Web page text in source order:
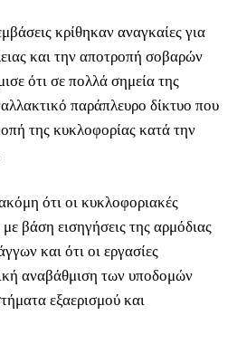
κρίθηκαν αναγκαίες για
και την αποτροπή σοβαρών
ότι σε πολλά σημεία της
παράπλευρο δίκτυο που
της κυκλοφορίας κατά την
ότι οι κυκλοφοριακές
με βάση εισηγήσεις της αρμόδιας
και ότι οι εργασίες
αναβάθμιση των υποδομών
εξαερισμού και